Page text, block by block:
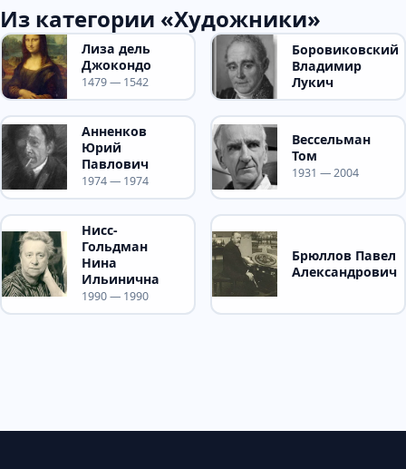
Из категории «Художники»
Лиза дель
Джокондо
1479 — 1542
Боровиковский
Владимир
Лукич
Анненков
Юрий
Павлович
1974 — 1974
Вессельман
Том
1931 — 2004
Нисс-
Гольдман
Нина
Ильинична
1990 — 1990
Брюллов Павел
Александрович